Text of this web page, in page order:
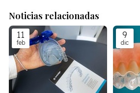
Noticias relacionadas
11
feb
9
dic